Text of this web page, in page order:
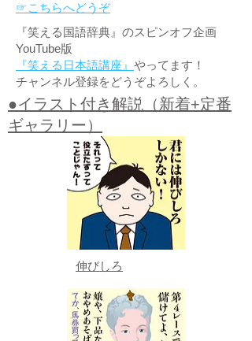
☞こちらへどうぞ
『笑える国語辞典』のスピンオフ企画
YouTube版
『笑える日本語講座』 やってます！
チャンネル登録をどうぞよろしく。
●イラスト付き解説（新着+定番
ギャラリー）
伸びしろ